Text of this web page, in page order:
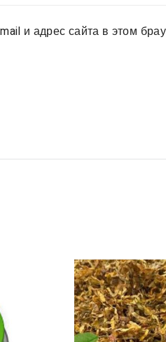
и адрес сайта в этом